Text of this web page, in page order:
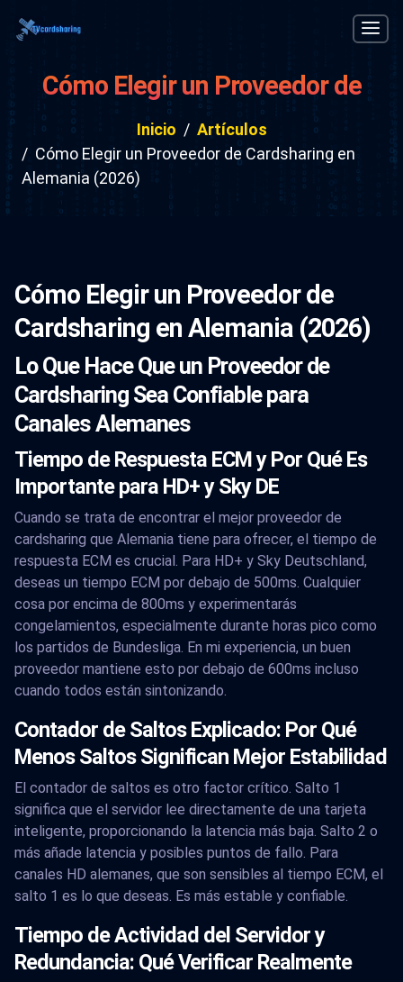
Cómo Elegir un Proveedor de
Cardsharing en Alemania (2026)
Inicio
Artículos
Cómo Elegir un Proveedor de Cardsharing en
Alemania (2026)
Cómo Elegir un Proveedor de
Cardsharing en Alemania (2026)
Lo Que Hace Que un Proveedor de
Cardsharing Sea Confiable para
Canales Alemanes
Tiempo de Respuesta ECM y Por Qué Es
Importante para HD+ y Sky DE
Cuando se trata de encontrar el mejor proveedor de
cardsharing que Alemania tiene para ofrecer, el tiempo de
respuesta ECM es crucial. Para HD+ y Sky Deutschland,
deseas un tiempo ECM por debajo de 500ms. Cualquier
cosa por encima de 800ms y experimentarás
congelamientos, especialmente durante horas pico como
los partidos de Bundesliga. En mi experiencia, un buen
proveedor mantiene esto por debajo de 600ms incluso
cuando todos están sintonizando.
Contador de Saltos Explicado: Por Qué
Menos Saltos Significan Mejor Estabilidad
El contador de saltos es otro factor crítico. Salto 1
significa que el servidor lee directamente de una tarjeta
inteligente, proporcionando la latencia más baja. Salto 2 o
más añade latencia y posibles puntos de fallo. Para
canales HD alemanes, que son sensibles al tiempo ECM, el
salto 1 es lo que deseas. Es más estable y confiable.
Tiempo de Actividad del Servidor y
Redundancia: Qué Verificar Realmente